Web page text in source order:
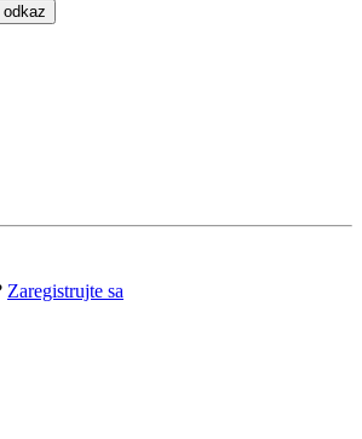
Zaregistrujte sa